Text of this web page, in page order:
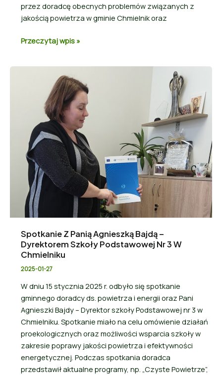
przez doradcę obecnych problemów związanych z
jakością powietrza w gminie Chmielnik oraz
Przeczytaj wpis »
Spotkanie Z Panią Agnieszką Bajdą –
Dyrektorem Szkoły Podstawowej Nr 3 W
Chmielniku
2025-01-27
W dniu 15 stycznia 2025 r. odbyło się spotkanie
gminnego doradcy ds. powietrza i energii oraz Pani
Agnieszki Bajdy – Dyrektor szkoły Podstawowej nr 3 w
Chmielniku. Spotkanie miało na celu omówienie działań
proekologicznych oraz możliwości wsparcia szkoły w
zakresie poprawy jakości powietrza i efektywności
energetycznej. Podczas spotkania doradca
przedstawił aktualne programy, np. „Czyste Powietrze”,